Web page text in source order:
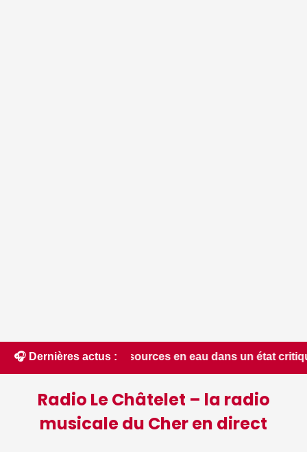
🎧 Dernières actus :en eau dans un état critique dans le
Radio Le Châtelet – la radio
musicale du Cher en direct